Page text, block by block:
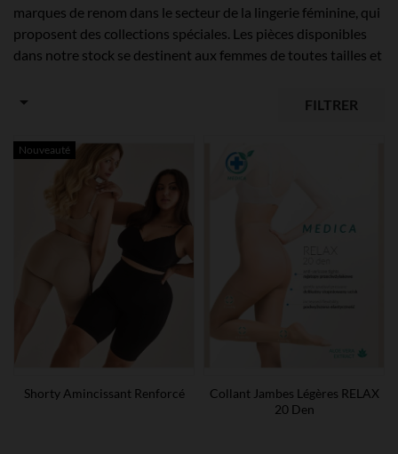
marques de renom dans le secteur de la lingerie féminine, qui
proposent des collections spéciales. Les pièces disponibles
dans notre stock se destinent aux femmes de toutes tailles et
clientèle une
qui épousent ses
 FILTRER
Shorty Amincissant Renforcé
Nouveauté
Collant Jambes Légères RELAX
20 Den